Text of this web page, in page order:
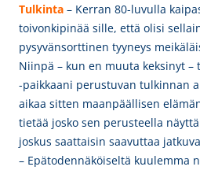
Tulkinta – Kerran 80-luvulla
toivonkipinää sille, että olisi
pysyvänsorttinen tyyneys
Niinpä – kun en muuta keksinyt –
-paikkaani perustuvan tulkinnan
aikaa sitten maanpäällisen
tietää josko sen perusteella
joskus saattaisin saavuttaa
– Epätodennäköiseltä kuulemma